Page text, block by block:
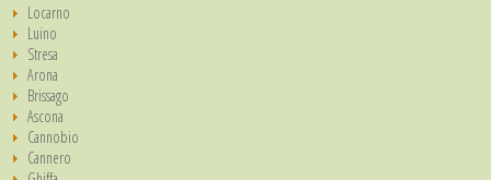
Locarno
Luino
Stresa
Arona
Brissago
Ascona
Cannobio
Cannero